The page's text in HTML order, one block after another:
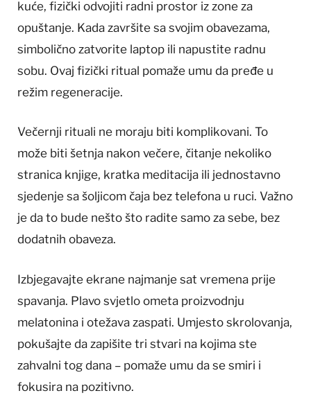
kuće, fizički odvojiti radni prostor iz zone za
opuštanje. Kada završite sa svojim obavezama,
simbolično zatvorite laptop ili napustite radnu
sobu. Ovaj fizički ritual pomaže umu da pređe u
režim regeneracije.
Večernji rituali ne moraju biti komplikovani. To
može biti šetnja nakon večere, čitanje nekoliko
stranica knjige, kratka meditacija ili jednostavno
sjedenje sa šoljicom čaja bez telefona u ruci. Važno
je da to bude nešto što radite samo za sebe, bez
dodatnih obaveza.
Izbjegavajte ekrane najmanje sat vremena prije
spavanja. Plavo svjetlo ometa proizvodnju
melatonina i otežava zaspati. Umjesto skrolovanja,
pokušajte da zapišite tri stvari na kojima ste
zahvalni tog dana – pomaže umu da se smiri i
fokusira na pozitivno.